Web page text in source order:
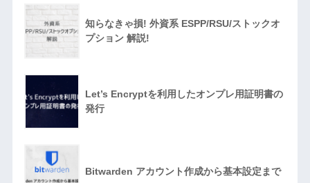
知らなきゃ損! 外資系 ESPP/RSU/ストックオ
プション 解説!
Let’s Encryptを利用したオンプレ用証明書の
発行
Bitwarden アカウント作成から基本設定まで